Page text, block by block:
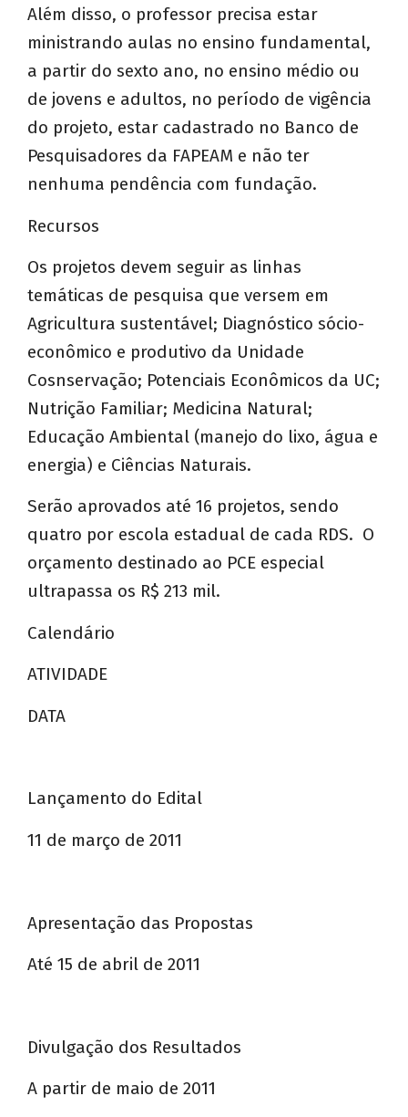
Além disso, o professor precisa estar
ministrando aulas no ensino fundamental,
a partir do sexto ano, no ensino médio ou
de jovens e adultos, no período de vigência
do projeto, estar cadastrado no Banco de
Pesquisadores da FAPEAM e não ter
nenhuma pendência com fundação.
Recursos
Os projetos devem seguir as linhas
temáticas de pesquisa que versem em
Agricultura sustentável; Diagnóstico sócio-
econômico e produtivo da Unidade
Cosnservação; Potenciais Econômicos da UC;
Nutrição Familiar; Medicina Natural;
Educação Ambiental (manejo do lixo, água e
energia) e Ciências Naturais.
Serão aprovados até 16 projetos, sendo
quatro por escola estadual de cada RDS. O
orçamento destinado ao PCE especial
ultrapassa os R$ 213 mil.
Calendário
ATIVIDADE
DATA
Lançamento do Edital
11 de março de 2011
Apresentação das Propostas
Até 15 de abril de 2011
Divulgação dos Resultados
A partir de maio de 2011